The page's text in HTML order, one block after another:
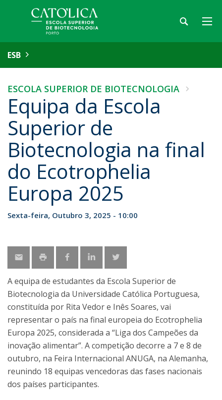
ESB
ESCOLA SUPERIOR DE BIOTECNOLOGIA
Equipa da Escola
Superior de
Biotecnologia na final
do Ecotrophelia
Europa 2025
Sexta-feira, Outubro 3, 2025 - 10:00
A equipa de estudantes da Escola Superior de
Biotecnologia da Universidade Católica Portuguesa,
constituída por Rita Vedor e Inês Soares, vai
representar o país na final europeia do Ecotrophelia
Europa 2025, considerada a “Liga dos Campeões da
inovação alimentar”. A competição decorre a 7 e 8 de
outubro, na Feira Internacional ANUGA, na Alemanha,
reunindo 18 equipas vencedoras das fases nacionais
dos países participantes.